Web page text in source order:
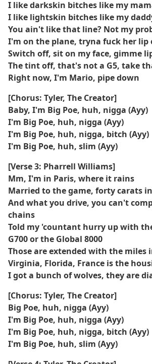
I like darkskin bitches like my
I like lightskin bitches like my
You ain't like that line? Not my
I'm on the plane, tryna fuck her lip
Switch off, sit on my face, gimme
The tint off, that's not a G5, take
Right now, I'm Mario, pipe down
[Chorus: Tyler, The Creator]
Baby, I'm Big Poe, huh, nigga (Ayy)
I'm Big Poe, huh, nigga (Ayy)
I'm Big Poe, huh, nigga, bitch (Ayy)
I'm Big Poe, huh, slim (Ayy)
[Verse 3: Pharrell Williams]
Mm, I'm in Paris, where it rains
Married to the game, forty carats
And what you drive, you can't
chains
Told my 'countant hurry up with
G700 or the Global 8000
Those are extended with the miles
Virginia, Florida, France is the
I got a bunch of wolves, they are
[Chorus: Tyler, The Creator]
Big Poe, huh, nigga (Ayy)
I'm Big Poe, huh, nigga (Ayy)
I'm Big Poe, huh, nigga, bitch (Ayy)
I'm Big Poe, huh, slim (Ayy)